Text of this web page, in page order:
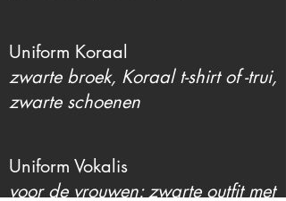
Uniform Koraal
zwarte broek, Koraal t-shirt of -trui,
zwarte schoenen
Uniform Vokalis
voor de vrouwen: zwarte outfit met